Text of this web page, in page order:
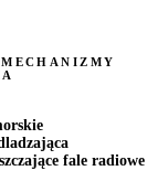
fale radiowe